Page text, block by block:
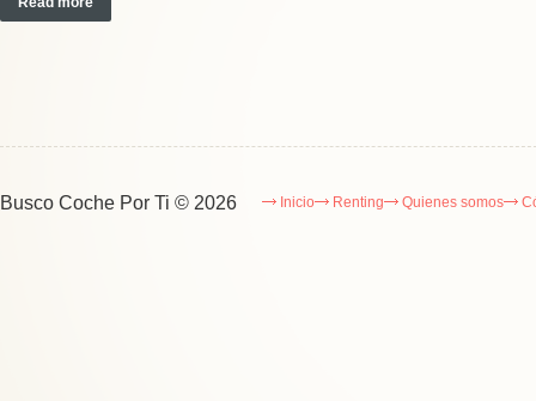
Inicio Renting Quienes somos
Busco Coche Por Ti © 2026